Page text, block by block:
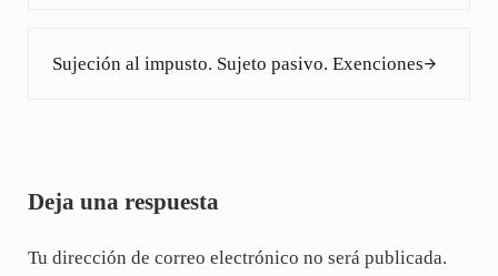
Sujeción al impusto. Sujeto pasivo. Exenciones
Deja una respuesta
Tu dirección de correo electrónico no será publicada.